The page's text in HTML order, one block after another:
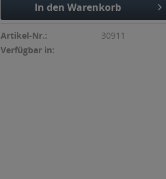
In den Warenkorb
Artikel-Nr.:
30911
Verfügbar in: